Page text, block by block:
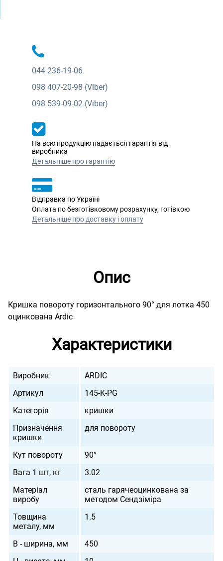
044 236-19-06
098 407-20-98 (Viber)
098 539-09-02 (Viber)
На всю продукцію надається гарантія від
виробника
Детальніше про гарантію
Відправка по Україні
Оплата по безготівковому розрахунку, готівкою
Детальніше про доставку і оплату
Опис
Кришка повороту горизонтального 90° для лотка 450
оцинкована Ardic
Характеристики
Виробник
ARDIC
Артикул
145-K-PG
Категорія
кришки
Призначення
кришки
для повороту
Кут повороту
90°
Вага 1 шт, кг
3.02
Матеріал
виробу
сталь гарячеоцинкована за
методом Сендзіміра
Товщина
металу, мм
1.5
B - ширина, мм
450